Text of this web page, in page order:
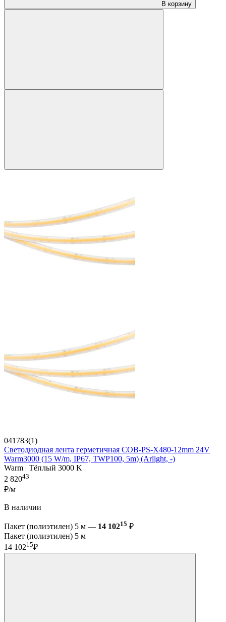
В корзину
041783(1)
Светодиодная лента герметичная COB-PS-X480-12mm 24V
Warm3000 (15 W/m, IP67, TWP100, 5m) (Arlight, -)
Warm | Тёплый 3000 K
2 82043
₽/м
В наличии
Пакет (полиэтилен) 5 м — 14 10215 ₽
Пакет (полиэтилен) 5 м
14 10215₽